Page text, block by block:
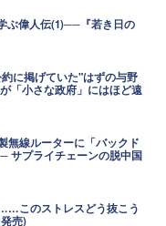
ぶ偉人伝(1)──『若き日の
に掲げていた"はずの与野
「小さな政府」にはほど遠
無線ルーターに「バックド
サプライチェーンの脱中国
このストレスどう抜こう
売)